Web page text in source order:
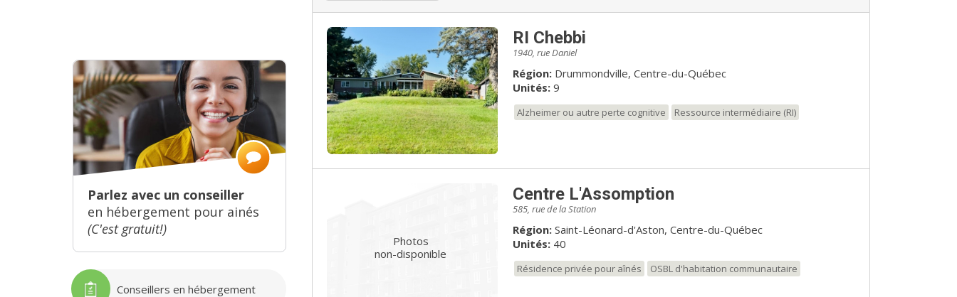
Parlez avec un conseiller
en hébergement pour ainés
(C'est gratuit!)
Conseillers en hébergement
RI Chebbi
1940, rue Daniel
Région: Drummondville, Centre-du-Québec
Unités:9
Alzheimer ou autre perte cognitive Ressource intermédiaire (RI)
Photos
non-disponible
Centre L'Assomption
585, rue de la Station
Région: Saint-Léonard-d'Aston, Centre-du-Québec
Unités:40
Résidence privée pour aînés OSBL d'habitation communautaire